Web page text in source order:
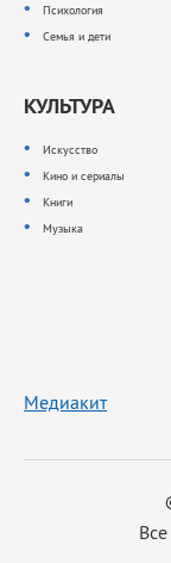
Психология
Семья и дети
КУЛЬТУРА
Искусство
Кино и сериалы
Книги
Музыка
Медиакит